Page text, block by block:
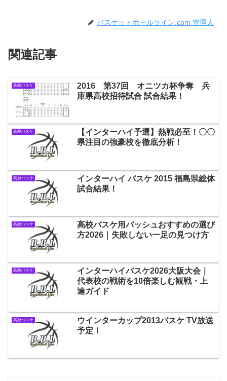
バスケットボールライン.com 管理人
関連記事
高校バスケ
2016 第37回 オニツカ杯争奪 兵
庫県高校招待試合 試合結果！
高校バスケ
【インターハイ予選】熱戦必至！〇〇
県注目の強豪校を徹底分析！
高校バスケ
インターハイ バスケ 2015 福島県総体
試合結果！
高校バスケ
高校バスケ用バッシュおすすめの選び
方2026｜失敗しない一足の見つけ方
高校バスケ
インターハイバスケ2026大阪大会｜
代表校の戦術を10倍楽しむ観戦・上
達ガイド
高校バスケ
ウインターカップ2013バスケ TV放送
予定！